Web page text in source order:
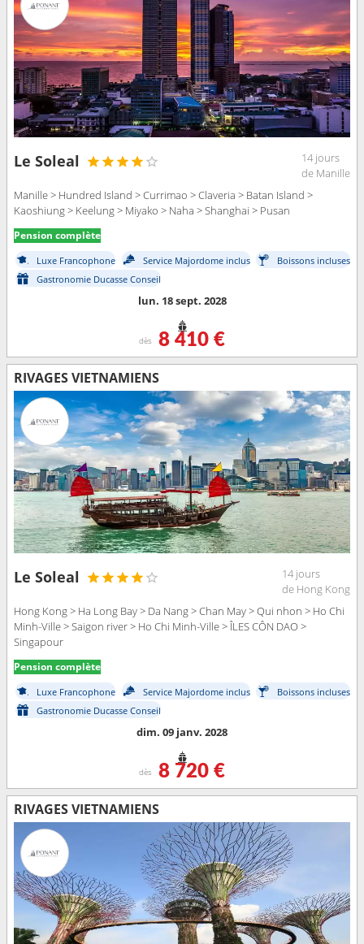
Le Soleal
14 jours
de Manille
Manille > Hundred Island > Currimao > Claveria > Batan Island >
Kaoshiung > Keelung > Miyako > Naha > Shanghai > Pusan
Pension complète
Luxe Francophone Service Majordome inclus
Boissons incluses
Gastronomie Ducasse Conseil
lun. 18 sept. 2028
dès 8 410 €
RIVAGES VIETNAMIENS
Le Soleal
14 jours
de Hong Kong
Hong Kong > Ha Long Bay > Da Nang > Chan May > Qui nhon > Ho Chi
Minh-Ville > Saigon river > Ho Chi Minh-Ville > ÎLES CÔN DAO >
Singapour
Pension complète
Luxe Francophone Service Majordome inclus
Boissons incluses
Gastronomie Ducasse Conseil
dim. 09 janv. 2028
dès 8 720 €
RIVAGES VIETNAMIENS